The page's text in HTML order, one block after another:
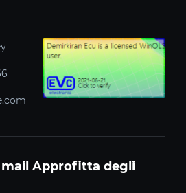
Approfitta degli